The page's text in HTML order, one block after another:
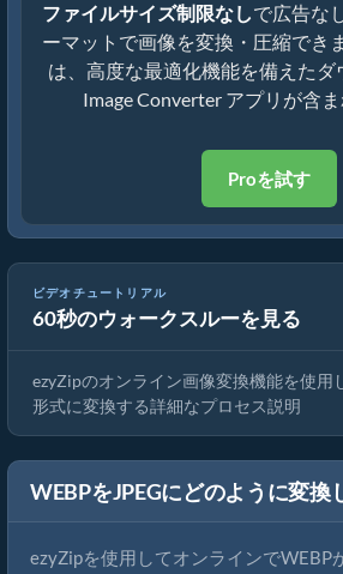
ファイルサイズ制限なしで広告な
ーマットで画像を変換・圧縮でき
は、高度な最適化機能を備えたダ
Image Converter アプリが含ま
Proを試す
ビデオチュートリアル
60秒のウォークスルーを見る
🖼 WEBPをJPEGにで変換する方法
ezyZipのオンライン画像変換機能を使用
形式に変換する詳細なプロセス説明
WEBPをJPEGにどのように変換
ezyZipを使用してオンラインでWEBP